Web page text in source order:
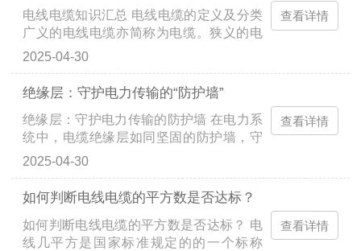
电线电缆知识汇总 电线电缆的定义及分类
广义的电线电缆亦简称为电缆。狭义的电
缆是指绝缘电缆。它可定义为：由下列部
以及它们各自可能...
2025-04-30
查看详情
绝缘层：守护电力传输的“防护墙”
绝缘层：守护电力传输的防护墙 在电力系
统中，电缆绝缘层如同坚固的防护墙，守
护着电力的稳定传输。其不仅将导体与外
电压，保障电力传输...
2025-04-30
查看详情
如何判断电线电缆的平方数是否达标？
如何判断电线电缆的平方数是否达标？ 电
线几平方是国家标准规定的的一个标称
查看详情